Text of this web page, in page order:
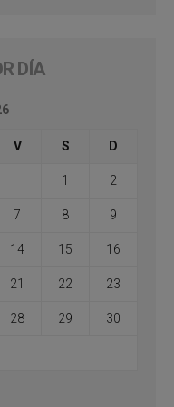
DÍA
V S D
1 2
7 8 9
14 15 16
21 22 23
28 29 30